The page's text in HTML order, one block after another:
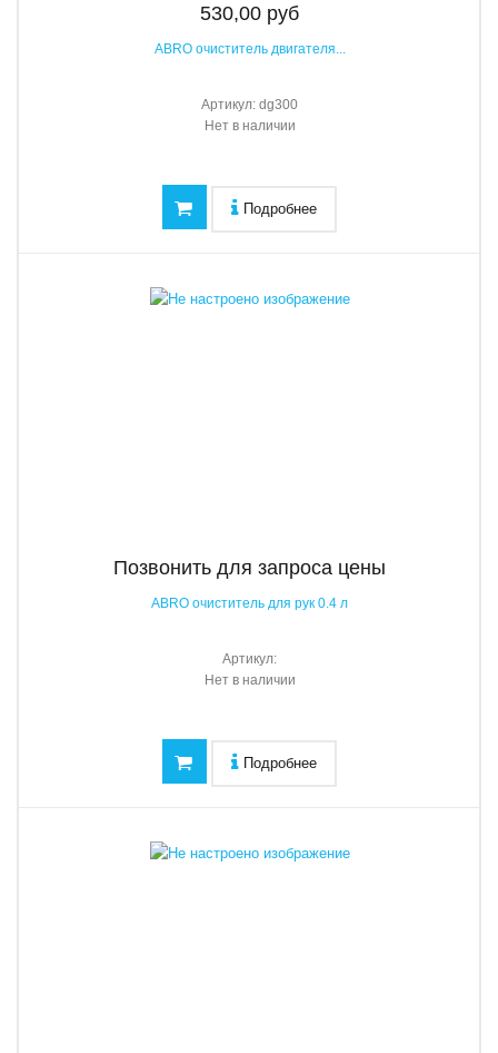
530,00 руб
ABRO очиститель двигателя...
Артикул: dg300
Нет в наличии
Подробнее
Позвонить для запроса цены
ABRO очиститель для рук 0.4 л
Артикул:
Нет в наличии
Подробнее